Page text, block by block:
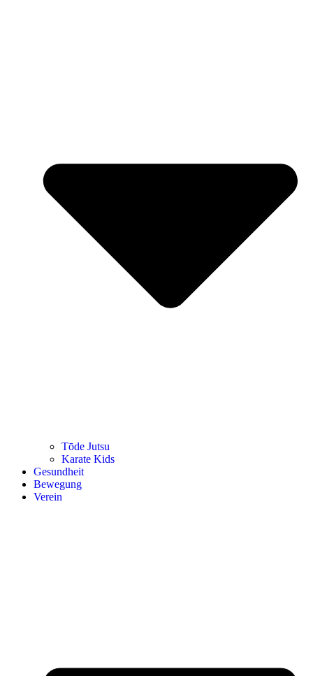
Tōde Jutsu
Kara­te Kids
Gesund­heit
Bewe­gung
Ver­ein